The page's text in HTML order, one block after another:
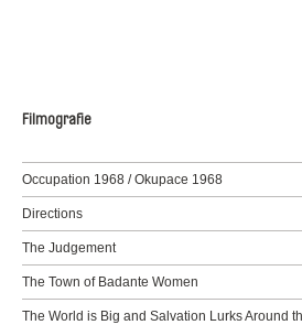
Filmografie
Occupation 1968 / Okupace 1968
Directions
The Judgement
The Town of Badante Women
The World is Big and Salvation Lurks Around